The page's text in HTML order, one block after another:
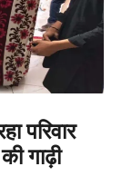
परिवार
गाढ़ी